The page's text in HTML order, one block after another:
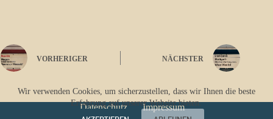
Wir verwenden Cookies, um sicherzustellen, dass wir Ihnen die beste
Erfahrung auf unserer Website bieten.
VORHERIGER NÄCHSTER
Datenschutz Impressum